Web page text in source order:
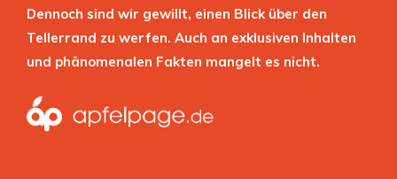
Dennoch sind wir gewillt, einen Blick über den
Tellerrand zu werfen. Auch an exklusiven Inhalten
und phänomenalen Fakten mangelt es nicht.